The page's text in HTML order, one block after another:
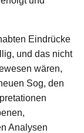
Eindrücke
und das nicht
wären,
Sog, den
Analysen